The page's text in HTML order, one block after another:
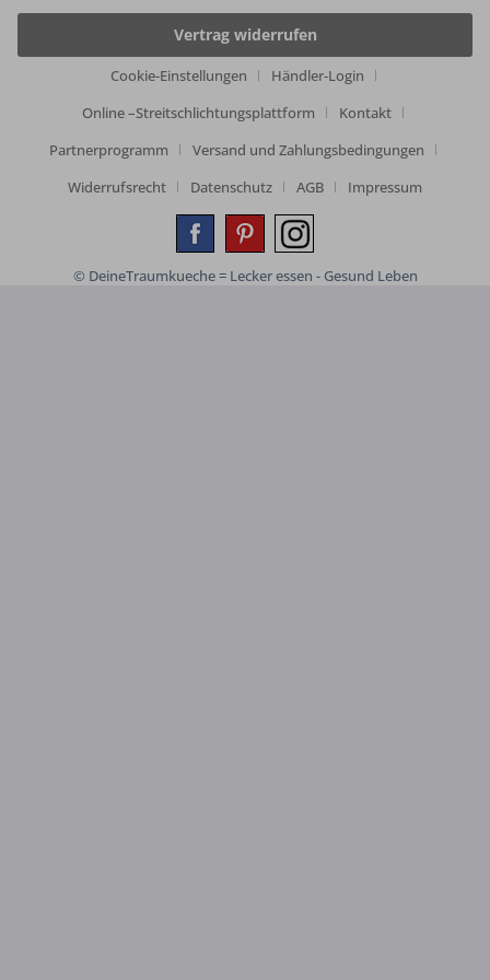
Vertrag widerrufen
Cookie-Einstellungen
Händler-Login
Online –Streitschlichtungsplattform
Kontakt
Partnerprogramm
Versand und Zahlungsbedingungen
Widerrufsrecht
Datenschutz AGB Impressum
© DeineTraumkueche = Lecker essen - Gesund Leben